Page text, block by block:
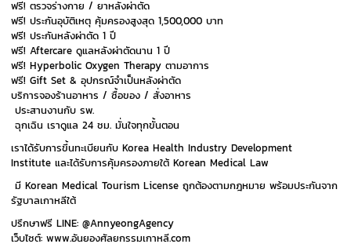
ฟรี! ตรวจร่างกาย / ยาหลังผ่าตัด
ฟรี! ประกันอุบัติเหตุ คุ้มครองสูงสุด 1,500,000 บาท
ฟรี! ประกันหลังผ่าตัด 1 ปี
ฟรี! Aftercare ดูแลหลังผ่าตัดนาน 1 ปี
ฟรี! Hyperbolic Oxygen Therapy ตามอาการ
ฟรี! Gift Set & อุปกรณ์จำเป็นหลังผ่าตัด
บริการจองร้านอาหาร / ซื้อของ / สั่งอาหาร
ประสานงานกับ รพ.
ฉุกเฉิน เราดูแล 24 ชม. มั่นใจทุกขั้นตอน
เราได้รับการขึ้นทะเบียนกับ Korea Health Industry Development
Institute และได้รับการคุ้มครองภายใต้ Korean Medical Law
มี Korean Medical Tourism License ถูกต้องตามกฎหมาย พร้อมประกันจาก
รัฐบาลเกาหลีใต้
ปรึกษาฟรี LINE: @AnnyeongAgency
เว็บไซต์: www.อันยองศัลยกรรมเกาหลี.com